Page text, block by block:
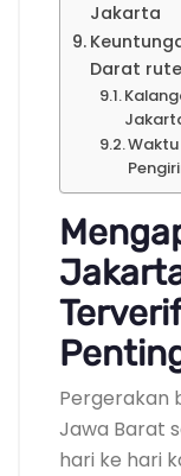
Jakarta
Darat
Pergerakan
Jawa Barat
hari ke hari